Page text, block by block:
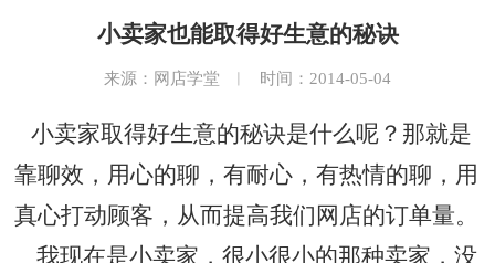
小卖家也能取得好生意的秘诀
来源：网店学堂 ︱ 时间：2014-05-04
小卖家取得好生意的秘诀是什么呢？那就是
靠聊效，用心的聊，有耐心，有热情的聊，用
真心打动顾客，从而提高我们网店的订单量。
我现在是小卖家，很小很小的那种卖家，没